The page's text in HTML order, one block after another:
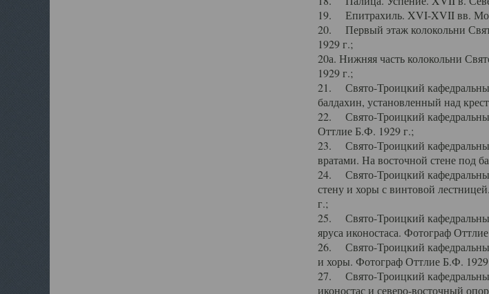
19. Епитрахиль. XVI-XVII вв.
20. Первый этаж колокольни
1929 г.;
20а. Нижняя часть колокольни
1929 г.;
21. Свято-Троицкий
балдахин, установленный над
22. Свято-Троицкий
Оттлие Б.Ф. 1929 г.;
23. Свято-Троицкий
вратами. На восточной стене под
24. Свято-Троицкий
стену и хоры с винтовой
г.;
25. Свято-Троицкий
яруса иконостаса. Фотограф
26. Свято-Троицкий
и хоры. Фотограф Оттлие Б.Ф. 1929
27. Свято-Троицкий
иконостас и северо-восточный